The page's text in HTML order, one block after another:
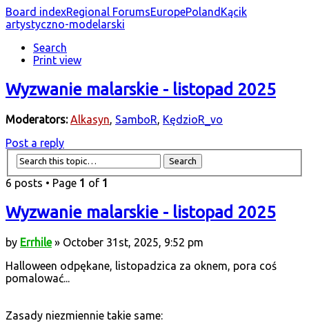
Board indexRegional ForumsEuropePoland Kącik
artystyczno-modelarski
Search
Print view
Wyzwanie malarskie - listopad 2025
Moderators: Alkasyn, SamboR, KędzioR_vo
Post a reply
6 posts • Page 1 of 1
Wyzwanie malarskie - listopad 2025
by Errhile» October 31st, 2025, 9:52 pm
Halloween odpękane, listopadzica za oknem, pora coś
pomalować...
Zasady niezmiennie takie same: